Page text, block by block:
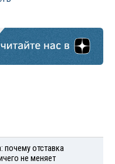
почему отставка
не меняет